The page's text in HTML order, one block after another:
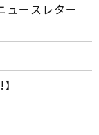
ースレター